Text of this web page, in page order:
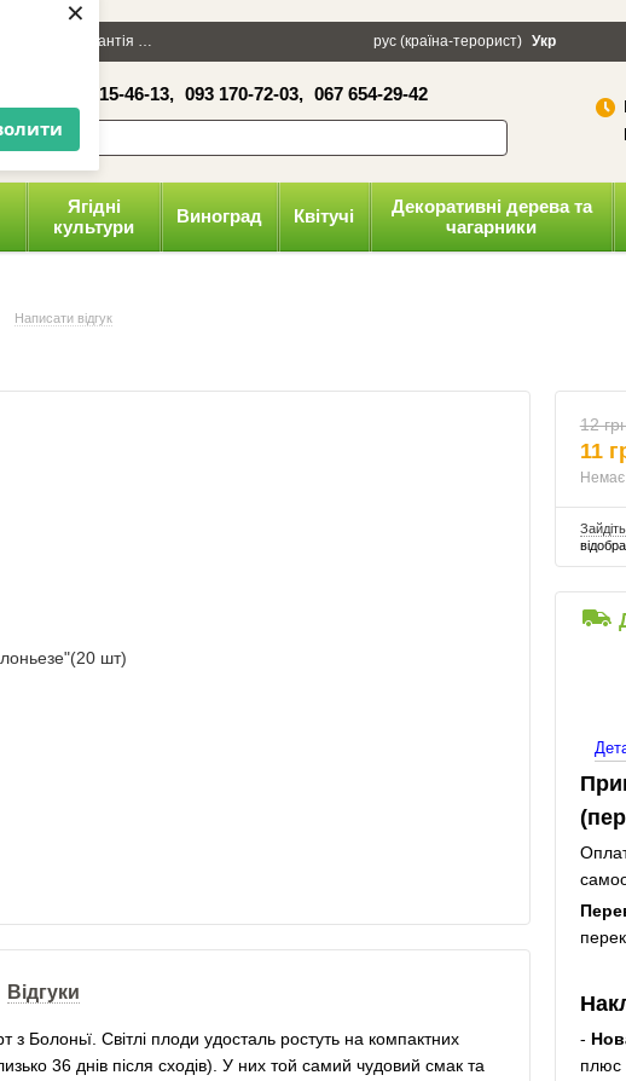
×Гарантія Політика конфіденційності
рус (країна-терорист) Укр
050 515-46-13, 093 170-72-03, 067 654-29-42
Ягідні
культури
Виноград Квітучі
Декоративні дерева та
чагарники
Написати відгук
Відгуки
Болоньї. Світлі плоди удосталь ростуть на компактних
36 днів після сходів). У них той самий чудовий смак та
12
11
Немає
Зайдіть
-
плюс